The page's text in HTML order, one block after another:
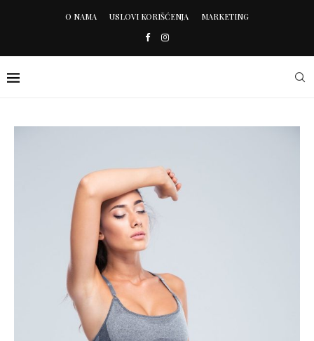
O NAMA USLOVI KORIŠĆENJA MARKETING